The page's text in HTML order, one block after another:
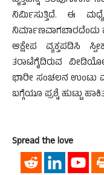
ನಿರ್ಮಿಸುತ್ತಿದೆ. ಈ ಮಧ್ಯೆ
ನಿರ್ಮಾಣವಾಗಬಾರದೆಂದು
ಆಕ್ಷೇಪ ವ್ಯಕ್ತಪಡಿಸಿ
ತರಾಟೆಗೈದಿರುವ
ಭಾರೀ ಸಂಚಲನ ಉಂಟು
ಬಗ್ಗೆಯೂ ಪ್ರಶ್ನೆ ಹುಟ್ಟು
Spread the love